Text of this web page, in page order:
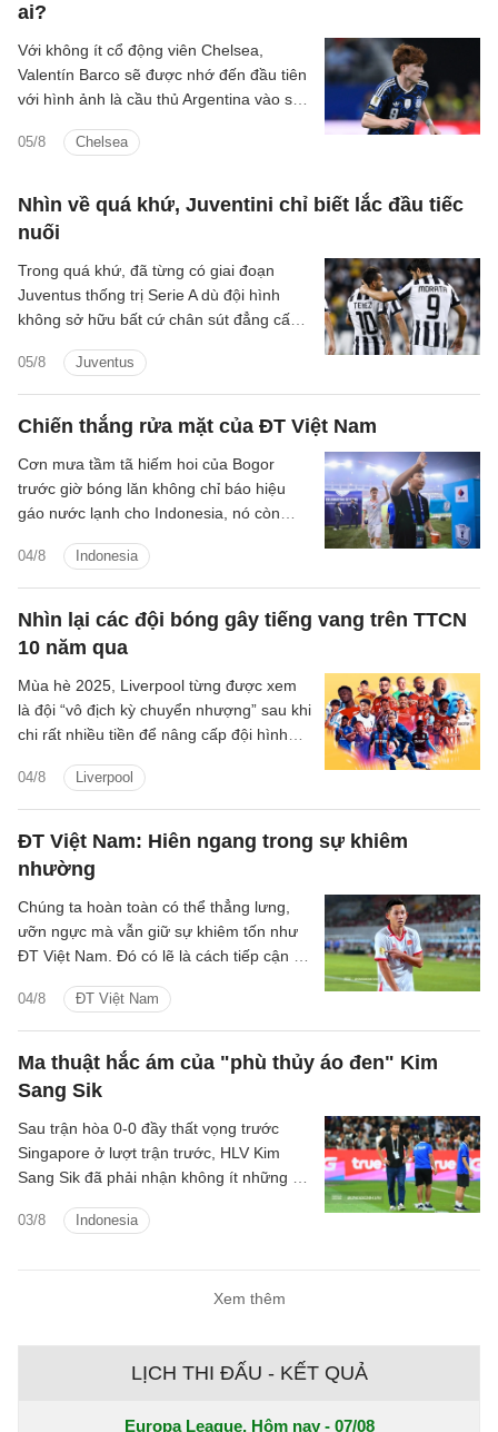
còn lại để chuẩn bị cho ra mắt đội bóng
mới.
ai?
05/8 Chelsea
Với không ít cổ động viên Chelsea,
Valentín Barco sẽ được nhớ đến đầu tiên
với hình ảnh là cầu thủ Argentina vào sân
vào sau đầu trong trận bán kết World
Nhìn về quá khứ, Juventini chỉ biết lắc đầu tiếc
nuối
05/8 Juventus
Trong quá khứ, đã từng có giai đoạn
Juventus thống trị Serie A dù đội hình
không sở hữu bất cứ chân sút đẳng cấp
còn đâu!
Chiến thắng rửa mặt của ĐT Việt Nam
04/8 Indonesia
Cơn mưa tầm tã hiếm hoi của Bogor
trước giờ bóng lăn không chỉ báo hiệu
gáo nước lạnh cho Indonesia, nó còn
với ĐT Việt Nam.
Nhìn lại các đội bóng gây tiếng vang trên TTCN
10 năm qua
04/8 Liverpool
Mùa hè 2025, Liverpool từng được xem
là đội “vô địch kỳ chuyển nhượng” sau khi
chi rất nhiều tiền để nâng cấp đội hình
thuyết, họ mạnh hơn với hàng loạt ngôi
sao tấn công, hậu vệ biên chất lượng,
cầu thủ trẻ triển vọng và những phương
án dự phòng mới.
ĐT Việt Nam: Hiên ngang trong sự khiêm
nhường
04/8 ĐT Việt Nam
Chúng ta hoàn toàn có thể thẳng lưng,
ưỡn ngực mà vẫn giữ sự khiêm tốn như
ĐT Việt Nam. Đó có lẽ là cách tiếp cận tốt
Ma thuật hắc ám của "phù thủy áo đen" Kim
Sang Sik
03/8 Indonesia
Sau trận hòa 0-0 đầy thất vọng trước
Singapore ở lượt trận trước, HLV Kim
Sang Sik đã phải nhận không ít những sự
ông đã sớm đưa ra câu trả lời của mình
Xem thêm
LỊCH THI ĐẤU - KẾT QUẢ
Europa League, Hôm nay - 07/08